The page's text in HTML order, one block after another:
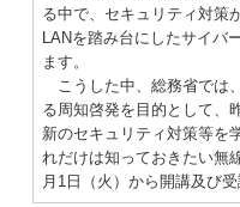
る中で、セキュリティ対策
LANを踏み台にしたサイバ
ます。
こうした中、総務省では
る周知啓発を目的として、
新のセキュリティ対策等を
れだけは知っておきたい無
月1日（火）から開講及び